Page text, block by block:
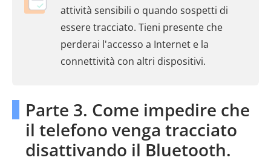
attività sensibili o quando sospetti di
essere tracciato. Tieni presente che
perderai l'accesso a Internet e la
connettività con altri dispositivi.
Parte 3. Come impedire che
il telefono venga tracciato
disattivando il Bluetooth.